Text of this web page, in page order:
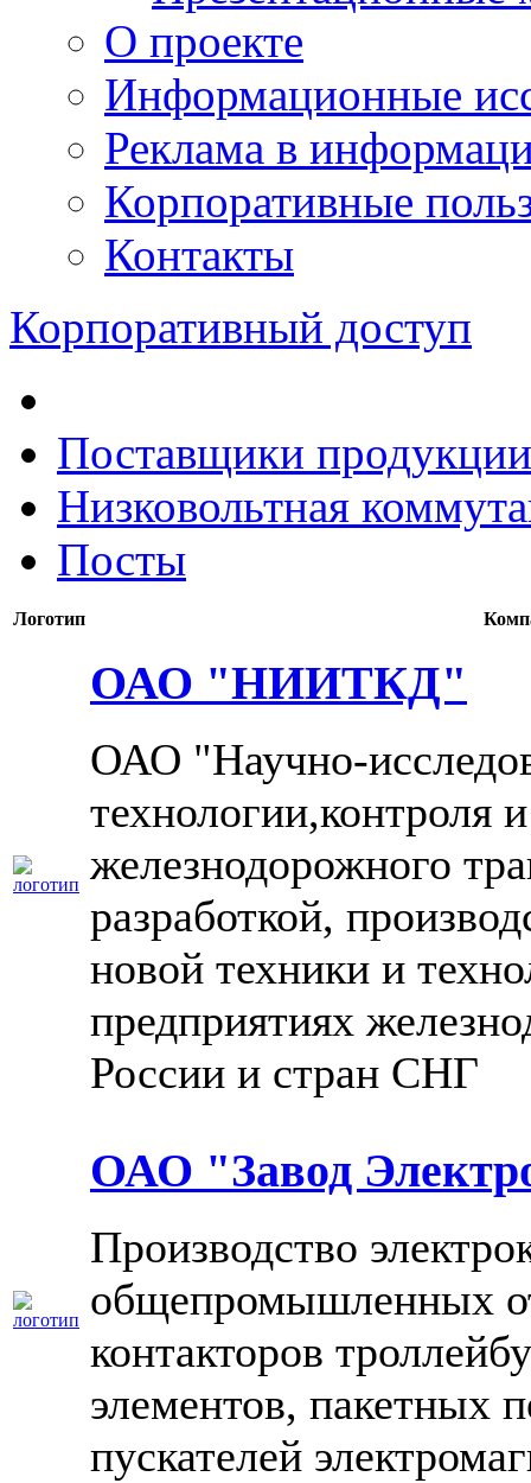
О проекте
Информационные
Реклама в
Корпоративные
Контакты
Корпоративный доступ
Поставщики
Низковольтная
Посты
Логотип
ОАО "НИИТКД"
ОАО "Научно-
технологии,контроля
железнодорожного
разработкой,
новой техники и
предприятиях
России и стран СНГ
ОАО "Завод
Производство
общепромышленных
контакторов
элементов, пакетных
пускателей